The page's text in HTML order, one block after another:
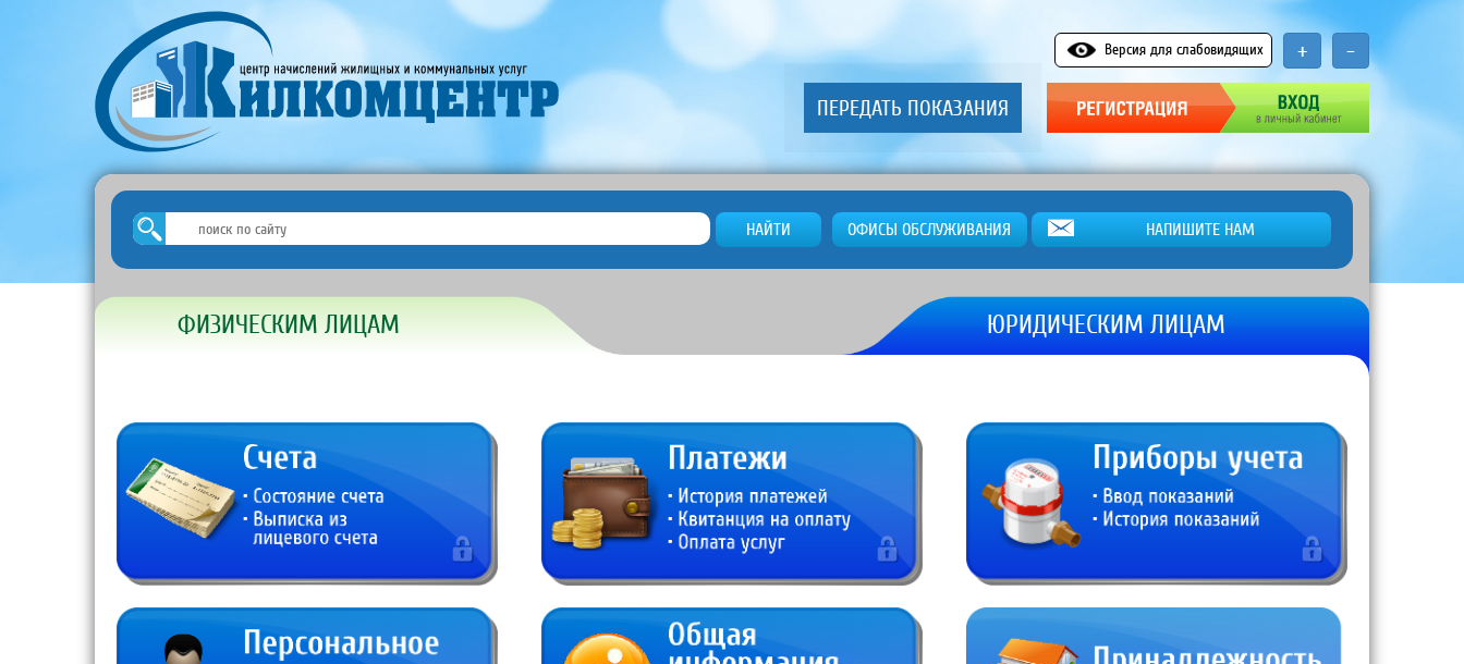
-
+
Версия для слабовидящих
ПЕРЕДАТЬ ПОКАЗАНИЯ
НАЙТИ ОФИСЫ ОБСЛУЖИВАНИЯ НАПИШИТЕ НАМ
ФИЗИЧЕСКИМ ЛИЦАМ ЮРИДИЧЕСКИМ ЛИЦАМ